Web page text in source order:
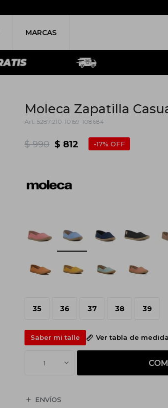
MARCAS
Moleca Zapatilla
5287.210-10159-108684
$ 812
$ 990 17
35 36 37 38 39
Saber mi talle Ver tabla de
1
ENVÍOS